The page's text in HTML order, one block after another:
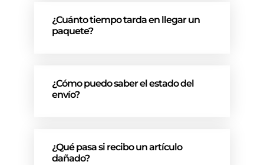
¿Cuánto tiempo tarda en llegar un
paquete?
¿Cómo puedo saber el estado del
envío?
¿Qué pasa si recibo un artículo
dañado?